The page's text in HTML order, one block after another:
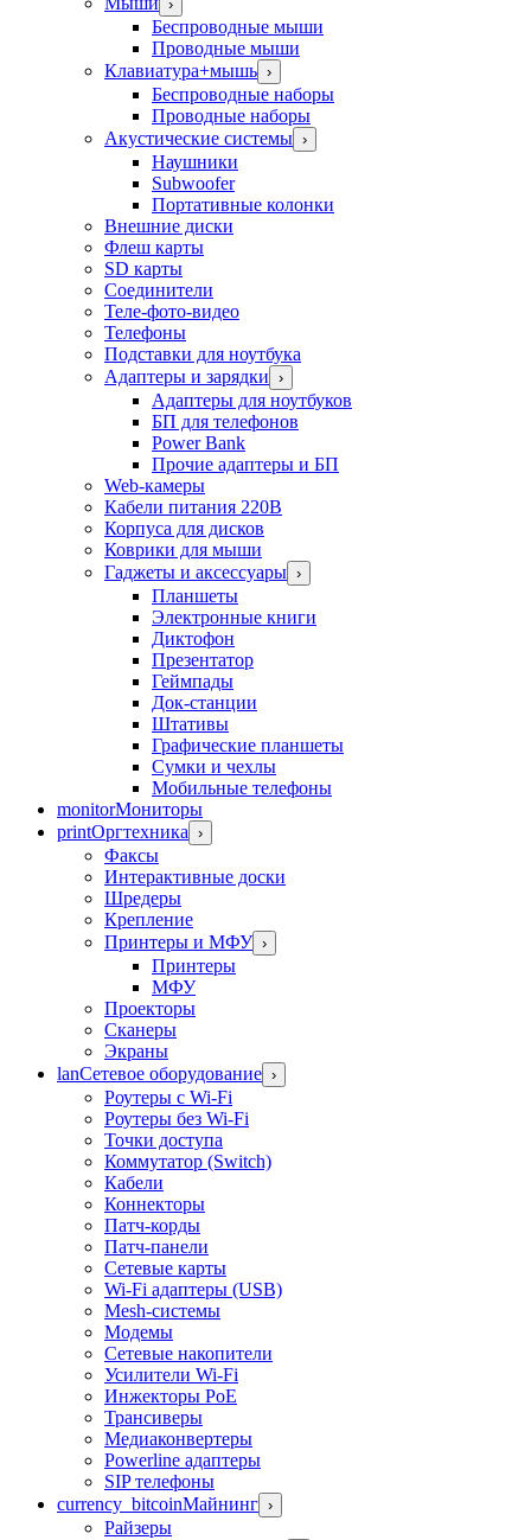
›
Беспроводные мыши
Проводные мыши
Клавиатура+мышь ›
Беспроводные наборы
Проводные наборы
Акустические системы ›
Наушники
Subwoofer
Портативные колонки
Внешние диски
Флеш карты
SD карты
Соединители
Теле-фото-видео
Телефоны
Подставки для ноутбука
Адаптеры и зарядки ›
Адаптеры для ноутбуков
БП для телефонов
Power Bank
Прочие адаптеры и БП
Web-камеры
Кабели питания 220В
Корпуса для дисков
Коврики для мыши
Гаджеты и аксессуары ›
Планшеты
Электронные книги
Диктофон
Презентатор
Геймпады
Док-станции
Штативы
Графические планшеты
Сумки и чехлы
Мобильные телефоны
monitorМониторы
printОргтехника ›
Факсы
Интерактивные доски
Шредеры
Крепление
Принтеры и МФУ ›
Принтеры
МФУ
Проекторы
Сканеры
Экраны
lanСетевое оборудование ›
Роутеры с Wi-Fi
Роутеры без Wi-Fi
Точки доступа
Коммутатор (Switch)
Кабели
Коннекторы
Патч-корды
Патч-панели
Сетевые карты
Wi-Fi адаптеры (USB)
Mesh-системы
Модемы
Сетевые накопители
Усилители Wi-Fi
Инжекторы PoE
Трансиверы
Медиаконвертеры
Powerline адаптеры
SIP телефоны
currency_bitcoinМайнинг ›
Райзеры